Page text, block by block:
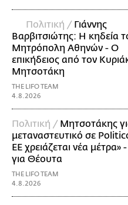
Πολιτική / Γιάννης
Βαρβιτσιώτης: Η κηδεία
Μητρόπολη Αθηνών - Ο
επικήδειος από τον
Μητσοτάκη
THE LIFO TEAM
4.8.2026
Πολιτική / Μητσοτάκης
μεταναστευτικό σε
ΕΕ χρειάζεται νέα μέτρα» -
για Θέουτα
THE LIFO TEAM
4.8.2026